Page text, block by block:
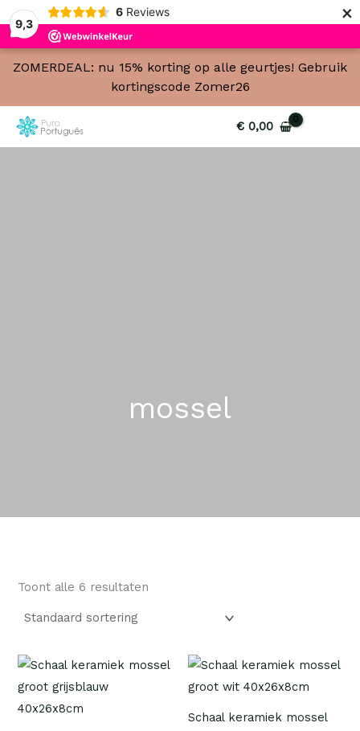
9,3
6 Reviews ×
ZOMERDEAL: nu 15% korting op alle geurtjes! Gebruik
kortingscode Zomer26
€0,00
mossel
n
.
a
x
Toont alle 6 resultaten
Schaal keramiek mossel